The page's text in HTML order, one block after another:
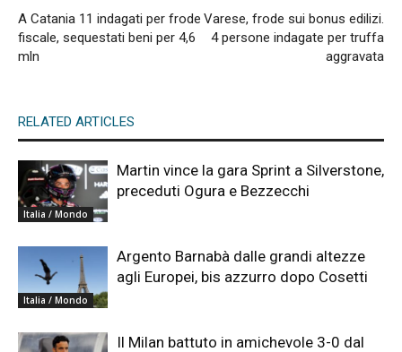
A Catania 11 indagati per frode
fiscale, sequestati beni per 4,6
mln
Varese, frode sui bonus edilizi.
4 persone indagate per truffa
aggravata
RELATED ARTICLES
Italia / Mondo
Martin vince la gara Sprint a Silverstone,
preceduti Ogura e Bezzecchi
Italia / Mondo
Argento Barnabà dalle grandi altezze
agli Europei, bis azzurro dopo Cosetti
Il Milan battuto in amichevole 3-0 dal